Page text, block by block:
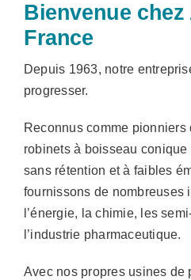
Bienvenue
France
Depuis 1963, notre
progresser.
Reconnus comme
robinets à boisseau
sans rétention et à faibles
fournissons de nombreuses
l’énergie, la chimie, les
l’industrie pharmaceutique.
Avec nos propres usines de